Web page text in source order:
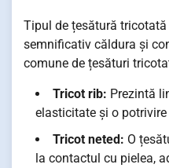
Tipul de țesătură
semnificativ căldura și
comune de țesături
Tricot rib: Prezintă
elasticitate și o
Tricot neted: O
la contactul cu pielea,